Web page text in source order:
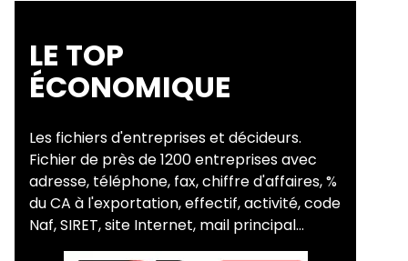
LE TOP
ÉCONOMIQUE
Les fichiers d'entreprises et décideurs.
Fichier de près de 1200 entreprises avec
adresse, téléphone, fax, chiffre d'affaires, %
du CA à l'exportation, effectif, activité, code
Naf, SIRET, site Internet, mail principal...